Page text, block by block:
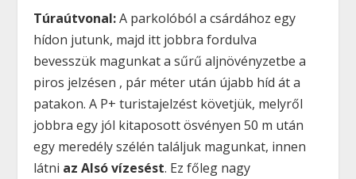
Túraútvonal:A parkolóból a csárdához egy
hídon jutunk, majd itt jobbra fordulva
bevesszük magunkat a sűrű aljnövényzetbe a
piros jelzésen , pár méter után újabb híd át a
patakon. A P+ turistajelzést követjük, melyről
jobbra egy jól kitaposott ösvényen 50 m után
egy meredély szélén találjuk magunkat, innen
látni az Alsó vízesést. Ez főleg nagy